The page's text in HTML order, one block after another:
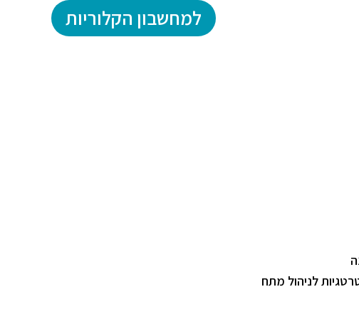
למחשבון הקלוריות
לניהול מתח